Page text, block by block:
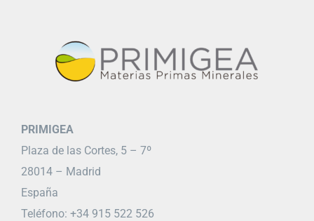
PRIMIGEA
Plaza de las Cortes, 5 – 7º
28014 – Madrid
España
Teléfono: +34 915 522 526